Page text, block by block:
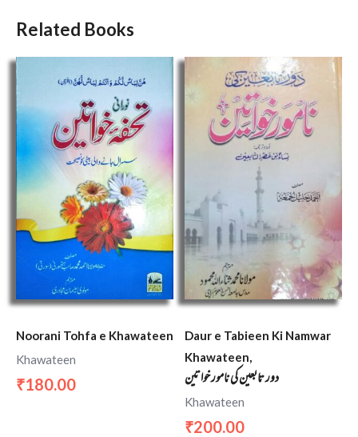
Related Books
Noorani Tohfa e Khawateen
Khawateen
₹180.00
Daur e Tabieen Ki Namwar
Khawateen,
دور تابعین کی نامور خواتین
Khawateen
₹200.00